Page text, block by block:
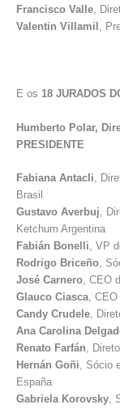
Francisco Valle,
Valentin Villamil ,
E os 18 JURADOS
Humberto Polar,
PRESIDENTE
Fabiana Antacli,
Brasil
Gustavo Averbuj,
Ketchum Argentina
Fabián Bonelli, VP
Rodrigo Briceño,
José Carnero, CEO
Glauco Ciasca, CEO
Candy Crudele,
Ana Carolina
Renato Farfán,
Hernán Goñi, Sócio
España
Gabriela Korovsky,